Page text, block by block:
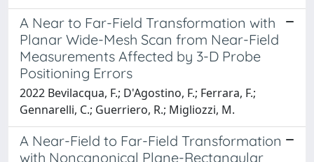
A Near to Far-Field Transformation with
Planar Wide-Mesh Scan from Near-Field
Measurements Affected by 3-D Probe
Positioning Errors
2022 Bevilacqua, F.; D'Agostino, F.; Ferrara, F.;
Gennarelli, C.; Guerriero, R.; Migliozzi, M.
A Near-Field to Far-Field Transformation
with Noncanonical Plane-Rectangular